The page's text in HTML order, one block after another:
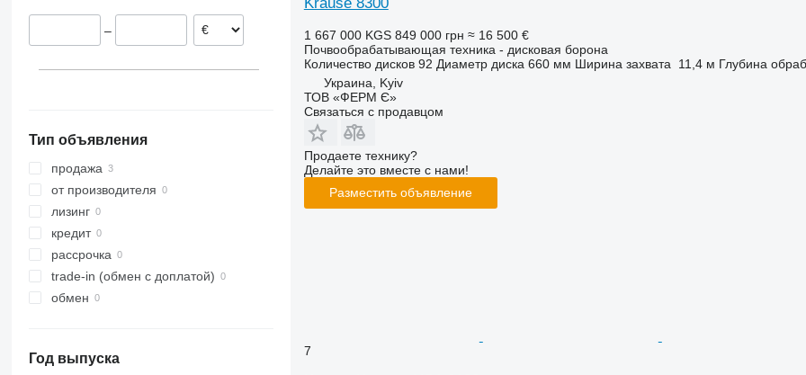
Smaragd
VariDiamant
Zirkon
W-series
–
Тип объявления
продажа
от производителя
лизинг
кредит
рассрочка
trade-in (обмен с доплатой)
обмен
Год выпуска
1 667 000 KGS 849 000 грн ≈ 16 500 €
Почвообрабатывающая техника - дисковая борона
Количество дисков 92 Диаметр диска 660 мм Ширина захвата 11,4 м Глубина
Украина, Kyiv
ТОВ «ФЕРМ Є»
Связаться с продавцом
Продаете технику?
Делайте это вместе с нами!
Разместить объявление
7